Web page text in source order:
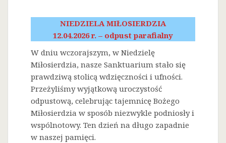
NIEDZIELA MIŁOSIERDZIA
12.04.2026 r. – odpust parafialny
W dniu wczorajszym, w Niedzielę
Miłosierdzia, nasze Sanktuarium stało się
prawdziwą stolicą wdzięczności i ufności.
Przeżyliśmy wyjątkową uroczystość
odpustową, celebrując tajemnicę Bożego
Miłosierdzia w sposób niezwykle podniosły i
wspólnotowy. Ten dzień na długo zapadnie
w naszej pamięci.